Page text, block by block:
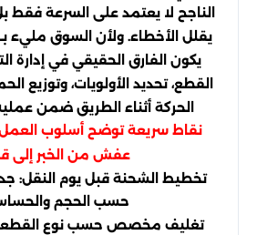
الناجح لا يعتمد على السرعة
يقلل الأخطاء. ولأن السوق مليء
يكون الفارق الحقيقي في إدارة
القطع، تحديد الأولويات، وتوزيع
الحركة أثناء الطريق ضمن
نقاط سريعة توضح أسلوب
عفش من الخبر إلى
تخطيط الشحنة قبل يوم النقل:
حسب الحجم
تغليف مخصص حسب نوع